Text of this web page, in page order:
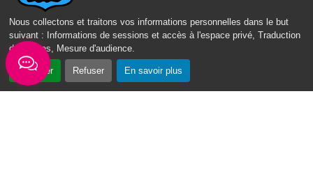
Nous collectons et traitons vos informations personnelles dans le but
suivant :
Informations de sessions et accès à l'espace privé, Traduction
des pages, Mesure d'audience.
Accepter Refuser En savoir plus
Lundi - mardi - jeudi :
de 8h à 13h et de 14h à 17h
Mercredi : de 7h30 à 13h30
Vendredi : de 8h à 13h